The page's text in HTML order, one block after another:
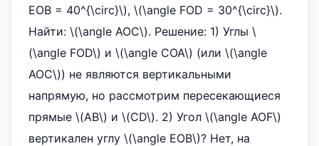
EOB = 40^{\circ}\), \(\angle FOD = 30^{\circ}\).
Найти: \(\angle AOC\). Решение: 1) Углы \
(\angle FOD\) и \(\angle COA\) (или \(\angle
AOC\)) не являются вертикальными
напрямую, но рассмотрим пересекающиеся
прямые \(AB\) и \(CD\). 2) Угол \(\angle AOF\)
вертикален углу \(\angle EOB\)? Нет, на